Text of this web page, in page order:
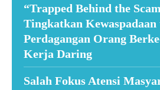
“Trapped Behind the
Tingkatkan Kewaspadaan
Perdagangan Orang
Kerja Daring
Salah Fokus Atensi